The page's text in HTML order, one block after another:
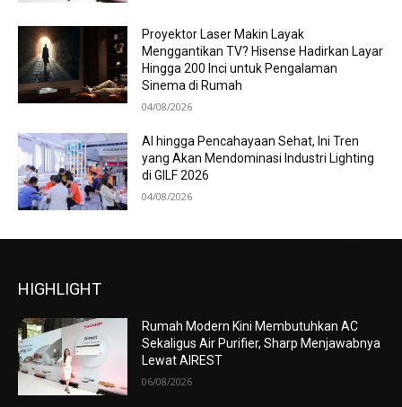
Proyektor Laser Makin Layak
Menggantikan TV? Hisense Hadirkan Layar
Hingga 200 Inci untuk Pengalaman
Sinema di Rumah
04/08/2026
AI hingga Pencahayaan Sehat, Ini Tren
yang Akan Mendominasi Industri Lighting
di GILF 2026
04/08/2026
HIGHLIGHT
Rumah Modern Kini Membutuhkan AC
Sekaligus Air Purifier, Sharp Menjawabnya
Lewat AIREST
06/08/2026